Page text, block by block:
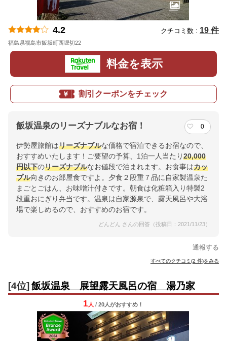
4.2 クチコミ数 : 19 件
福島県福島市飯坂町西堀切22
料金を表示
割引クーポンをチェック
飯坂温泉のリーズナブルなお宿！ 0
伊勢屋旅館はリーズナブルな価格で宿泊できるお宿なので、
おすすめいたします！ご要望の予算、1泊一人当たり20,000
円以下のリーズナブルなお値段で泊まれます。お食事はカッ
プル向きのお部屋食ですよ。夕食２段重７品に自家製温泉た
まごとごはん、お味噌汁付きです。朝食は化粧箱入り特製2
段重おにぎり弁当です。温泉は自家源泉で、露天風呂や大浴
場で楽しめるので、おすすめのお宿です。
どんどん さんの回答（投稿日：2021/11/23）
通報する
すべてのクチコミ(2 件)をみる
[4位] 飯坂温泉 展望露天風呂の宿 湯乃家
1 人 / 20人がおすすめ！